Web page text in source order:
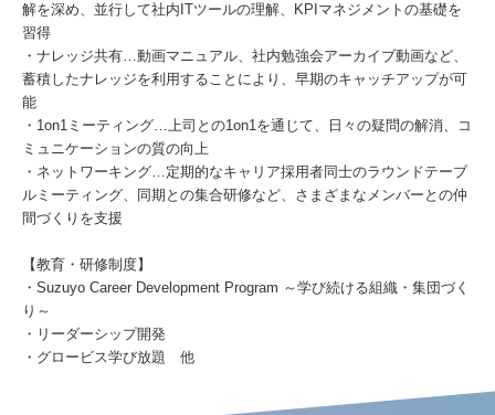
解を深め、並行して社内ITツールの理解、KPIマネジメントの基礎を
習得
・ナレッジ共有…動画マニュアル、社内勉強会アーカイブ動画など、
蓄積したナレッジを利用することにより、早期のキャッチアップが可
能
・1on1ミーティング…上司との1on1を通じて、日々の疑問の解消、コ
ミュニケーションの質の向上
・ネットワーキング…定期的なキャリア採用者同士のラウンドテーブ
ルミーティング、同期との集合研修など、さまざまなメンバーとの仲
間づくりを支援
【教育・研修制度】
・Suzuyo Career Development Program ～学び続ける組織・集団づく
り～
・リーダーシップ開発
・グロービス学び放題 他